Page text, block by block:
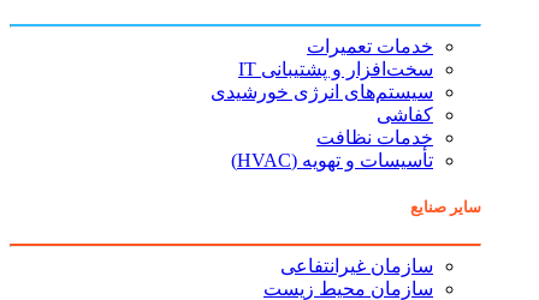
خدمات تعمیرات
سخت‌افزار و پشتیبانی IT
سیستم‌های انرژی خورشیدی
کفاشی
خدمات نظافت
تأسیسات و تهویه (HVAC)
سایر صنایع
سازمان غیرانتفاعی
سازمان محیط زیست